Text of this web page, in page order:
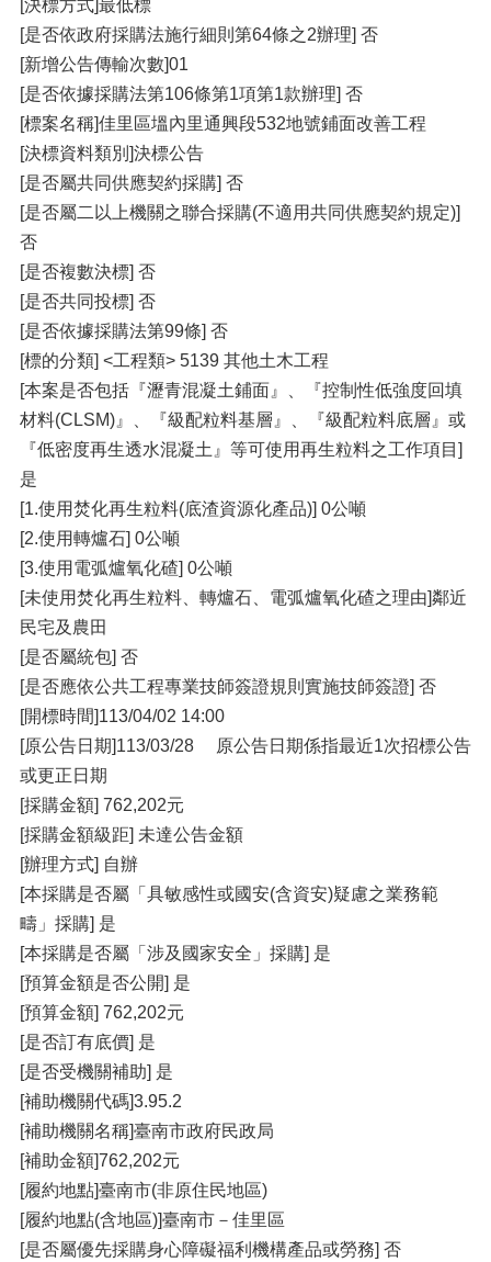
[決標方式]最低標
[是否依政府採購法施行細則第64條之2辦理] 否
[新增公告傳輸次數]01
[是否依據採購法第106條第1項第1款辦理] 否
[標案名稱]佳里區塭內里通興段532地號鋪面改善工程
[決標資料類別]決標公告
[是否屬共同供應契約採購] 否
[是否屬二以上機關之聯合採購(不適用共同供應契約規定)]
否
[是否複數決標] 否
[是否共同投標] 否
[是否依據採購法第99條] 否
[標的分類] <工程類> 5139 其他土木工程
[本案是否包括『瀝青混凝土鋪面』、『控制性低強度回填
材料(CLSM)』、『級配粒料基層』、『級配粒料底層』或
『低密度再生透水混凝土』等可使用再生粒料之工作項目]
是
[1.使用焚化再生粒料(底渣資源化產品)] 0公噸
[2.使用轉爐石] 0公噸
[3.使用電弧爐氧化碴] 0公噸
[未使用焚化再生粒料、轉爐石、電弧爐氧化碴之理由]鄰近
民宅及農田
[是否屬統包] 否
[是否應依公共工程專業技師簽證規則實施技師簽證] 否
[開標時間]113/04/02 14:00
[原公告日期]113/03/28 原公告日期係指最近1次招標公告
或更正日期
[採購金額] 762,202元
[採購金額級距] 未達公告金額
[辦理方式] 自辦
[本採購是否屬「具敏感性或國安(含資安)疑慮之業務範
疇」採購] 是
[本採購是否屬「涉及國家安全」採購] 是
[預算金額是否公開] 是
[預算金額] 762,202元
[是否訂有底價] 是
[是否受機關補助] 是
[補助機關代碼]3.95.2
[補助機關名稱]臺南市政府民政局
[補助金額]762,202元
[履約地點]臺南市(非原住民地區)
[履約地點(含地區)]臺南市－佳里區
[是否屬優先採購身心障礙福利機構產品或勞務] 否